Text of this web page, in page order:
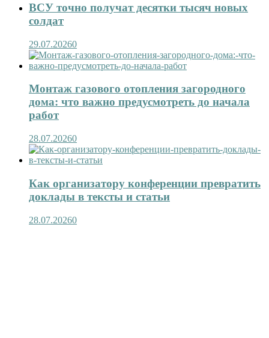
ВСУ точно получат десятки тысяч новых
солдат
29.07.20260
Монтаж газового отопления загородного
дома: что важно предусмотреть до начала
работ
28.07.20260
Как организатору конференции превратить
доклады в тексты и статьи
28.07.20260